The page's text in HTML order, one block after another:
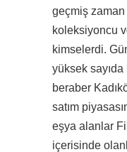
geçmiş
koleksiyoncu
kimselerdi.
yüksek
beraber
satım
eşya alanlar
içerisinde